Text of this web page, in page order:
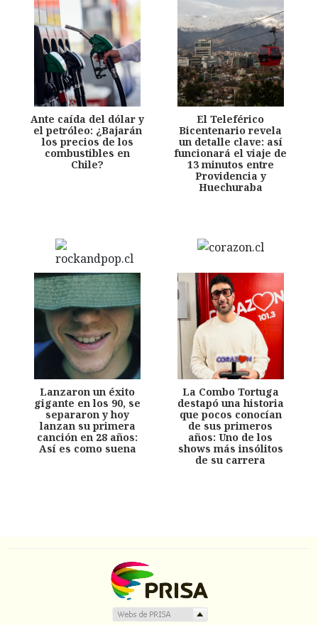
Ante caída del dólar y
el petróleo: ¿Bajarán
los precios de los
combustibles en
Chile?
El Teleférico
Bicentenario revela
un detalle clave: así
funcionará el viaje de
13 minutos entre
Providencia y
Huechuraba
Lanzaron un éxito
gigante en los 90, se
separaron y hoy
lanzan su primera
canción en 28 años:
Así es como suena
La Combo Tortuga
destapó una historia
que pocos conocían
de sus primeros
años: Uno de los
shows más insólitos
de su carrera